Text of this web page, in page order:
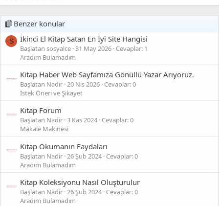
Benzer konular
S İkinci El Kitap Satan En İyi Site Hangisi
Başlatan sosyalce 31 May 2026 Cevaplar: 1
Aradım Bulamadım
Kitap Haber Web Sayfamıza Gönüllü Yazar Arıyoruz.
Başlatan Nadir 20 Nis 2026 Cevaplar: 0
İstek Öneri ve Şikayet
Kitap Forum
Başlatan Nadir 3 Kas 2024 Cevaplar: 0
Makale Makinesi
Kitap Okumanın Faydaları
Başlatan Nadir 26 Şub 2024 Cevaplar: 0
Aradım Bulamadım
Kitap Koleksiyonu Nasıl Oluşturulur
Başlatan Nadir 26 Şub 2024 Cevaplar: 0
Aradım Bulamadım